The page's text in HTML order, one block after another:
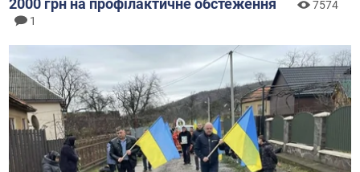
2000 грн на профілактичне обстеження
7574
1